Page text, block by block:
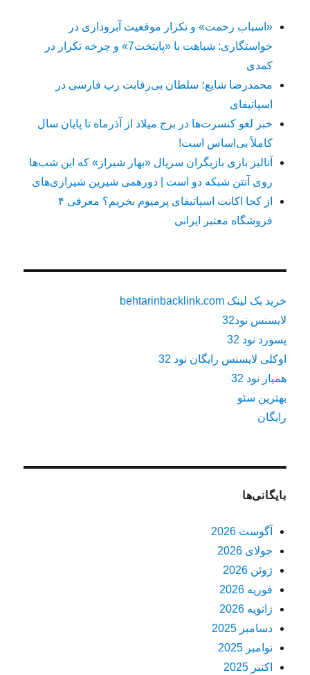
«اسباب زحمت» و تکرار موقعیت آبروداری در
خواستگاری: شباهت با «پایتخت7» و چرخه تکرار در
کمدی
محمدرضا شایع؛ سلطان بی‌رقابت رپ فارسی در
اسپاتیفای
خبر لغو کنسرت‌ها در برج میلاد از آذرماه تا پایان سال
کاملاً بی‌اساس است!
آنالیز بازی بازیگران سریال «بهار شیراز» که این شب‌ها
روی آنتن شبکه دو است | دورهمی شیرین شیرازی‌های
از کجا اکانت اسپاتیفای پرمیوم بخریم؟ معرفی ۴
فروشگاه معتبر ایرانی
خرید بک لینک behtarinbacklink.com
لایسنس نود32
پسورد نود 32
اوکلی لایسنس رایگان نود 32
همیار نود 32
بهترین سئو
رایگان
بایگانی‌ها
آگوست 2026
جولای 2026
ژوئن 2026
فوریه 2026
ژانویه 2026
دسامبر 2025
نوامبر 2025
اکتبر 2025